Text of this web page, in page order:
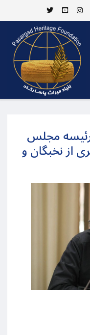
مجلس
از نخبگان و